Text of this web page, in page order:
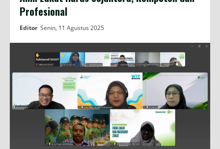
Profesional
Editor Senin, 11 Agustus 2025